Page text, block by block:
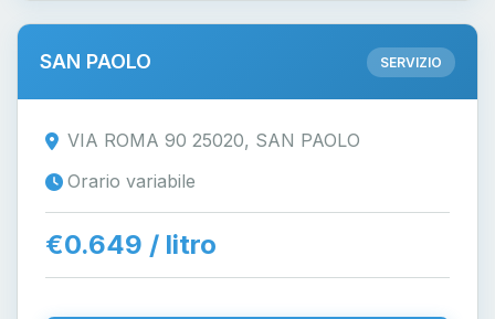
SAN PAOLO SERVIZIO
VIA ROMA 90 25020, SAN PAOLO
Orario variabile
€0.649 / litro